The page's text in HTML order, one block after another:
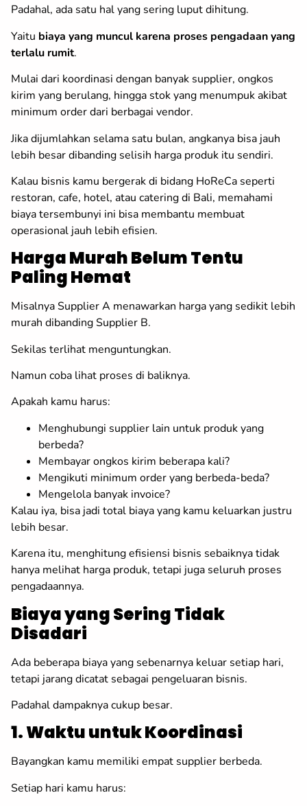
Padahal, ada satu hal yang sering luput dihitung.
Yaitu biaya yang muncul karena proses pengadaan yang
terlalu rumit.
Mulai dari koordinasi dengan banyak supplier, ongkos
kirim yang berulang, hingga stok yang menumpuk akibat
minimum order dari berbagai vendor.
Jika dijumlahkan selama satu bulan, angkanya bisa jauh
lebih besar dibanding selisih harga produk itu sendiri.
Kalau bisnis kamu bergerak di bidang HoReCa seperti
restoran, cafe, hotel, atau catering di Bali, memahami
biaya tersembunyi ini bisa membantu membuat
operasional jauh lebih efisien.
Harga Murah Belum Tentu
Paling Hemat
Misalnya Supplier A menawarkan harga yang sedikit lebih
murah dibanding Supplier B.
Sekilas terlihat menguntungkan.
Namun coba lihat proses di baliknya.
Apakah kamu harus:
Menghubungi supplier lain untuk produk yang
berbeda?
Membayar ongkos kirim beberapa kali?
Mengikuti minimum order yang berbeda-beda?
Mengelola banyak invoice?
Kalau iya, bisa jadi total biaya yang kamu keluarkan justru
lebih besar.
Karena itu, menghitung efisiensi bisnis sebaiknya tidak
hanya melihat harga produk, tetapi juga seluruh proses
pengadaannya.
Biaya yang Sering Tidak
Disadari
Ada beberapa biaya yang sebenarnya keluar setiap hari,
tetapi jarang dicatat sebagai pengeluaran bisnis.
Padahal dampaknya cukup besar.
1. Waktu untuk Koordinasi
Bayangkan kamu memiliki empat supplier berbeda.
Setiap hari kamu harus: